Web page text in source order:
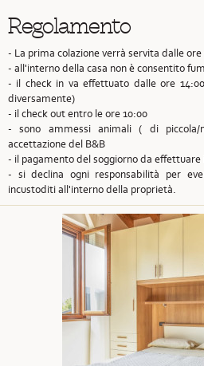
Regolamento
- La prima colazione verrà servita dalle ore
- all'interno della casa non è consentito
- il check in va effettuato dalle ore
diversamente)
- il check out entro le ore 10:00
- sono ammessi animali ( di piccola/
accettazione del B&B
- il pagamento del soggiorno da effettuare
- si declina ogni responsabilità per
incustoditi all'interno della proprietà.